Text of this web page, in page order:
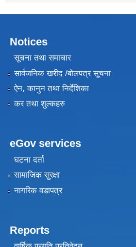
Notices
सूचना तथा समाचार
सार्वजनिक खरीद /बोलपत्र सूचना
ऐन, कानुन तथा निर्देशिका
कर तथा शुल्कहरु
eGov services
घटना दर्ता
सामाजिक सुरक्षा
नागरिक वडापत्र
Reports